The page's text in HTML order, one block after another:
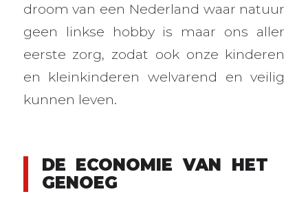
droom van een Nederland waar natuur
geen linkse hobby is maar ons aller
eerste zorg, zodat ook onze kinderen
en kleinkinderen welvarend en veilig
kunnen leven.
DE ECONOMIE VAN HET
GENOEG